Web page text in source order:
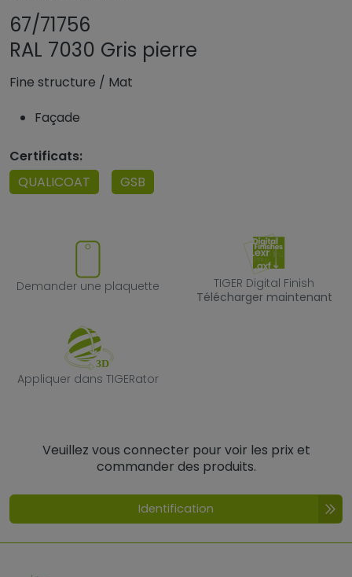
67/71756
RAL 7030 Gris pierre
Fine structure / Mat
Façade
Certificats:
QUALICOAT
GSB
Demander une plaquette
Demander une plaquette
TIGER Digital
TIGER Digital Finish
Télécharger maintenant
Appliquer dans TIGERator
Appliquer dans TIGERator
Veuillez vous connecter pour voir les prix et
commander des produits.
Identification